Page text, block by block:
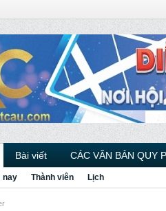
Bài viết CÁC VĂN BẢN QUY
nay Thành viên Lịch